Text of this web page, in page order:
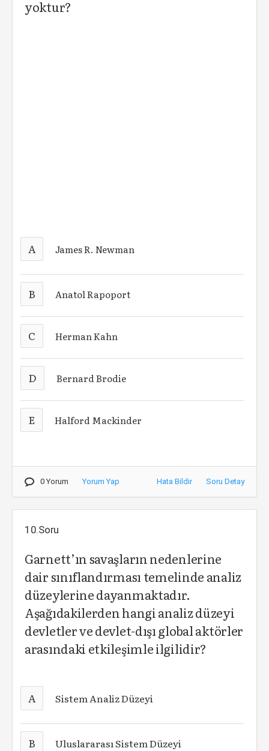
yoktur?
A James R. Newman
B Anatol Rapoport
C Herman Kahn
D Bernard Brodie
E Halford Mackinder
0 Yorum Yorum Yap Hata Bildir Soru Detay
10.Soru
Garnett’ın savaşların nedenlerine
dair sınıflandırması temelinde analiz
düzeylerine dayanmaktadır.
Aşağıdakilerden hangi analiz düzeyi
devletler ve devlet-dışı global aktörler
arasındaki etkileşimle ilgilidir?
A Sistem Analiz Düzeyi
B Uluslararası Sistem Düzeyi